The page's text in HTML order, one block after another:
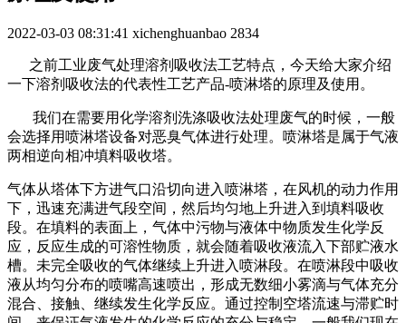
2022-03-03 08:31:41 xichenghuanbao 2834
之前工业废气处理溶剂吸收法工艺特点，今天给大家介绍
一下溶剂吸收法的代表性工艺产品-喷淋塔的原理及使用。
我们在需要用化学溶剂洗涤吸收法处理废气的时候，一般
会选择用喷淋塔设备对恶臭气体进行处理。喷淋塔是属于气液
两相逆向相冲填料吸收塔。
气体从塔体下方进气口沿切向进入喷淋塔，在风机的动力作用
下，迅速充满进气段空间，然后均匀地上升进入到填料吸收
段。在填料的表面上，气体中污物与液体中物质发生化学反
应，反应生成的可溶性物质，就会随着吸收液流入下部贮液水
槽。未完全吸收的气体继续上升进入喷淋段。在喷淋段中吸收
液从均匀分布的喷嘴高速喷出，形成无数细小雾滴与气体充分
混合、接触、继续发生化学反应。通过控制空塔流速与滞贮时